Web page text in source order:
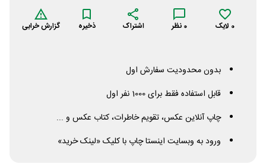
0 لایک 0 نظر اشتراک ذخیره گزارش خرابی
بدون محدودیت سفارش اول
قابل استفاده فقط برای 1000 نفر اول
چاپ آنلاین عکس، تقویم خاطرات، کتاب عکس و ...
ورود به وبسایت اینستا چاپ با کلیک «لینک خرید»